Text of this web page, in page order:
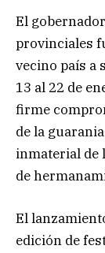
El
provinciales
vecino país a
13 al 22 de
firme
de la
inmaterial de
de
El
edición de